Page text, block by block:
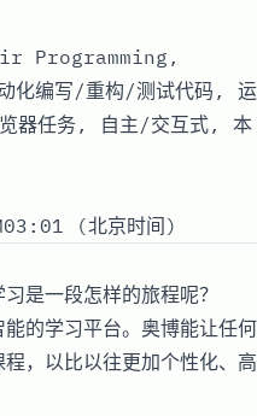
Programming,
编写/重构/测试代码, 运
器任务, 自主/交互式, 本
(北京时间)
是一段怎样的旅程呢？
的学习平台。奥博能让任何
，以比以往更加个性化、高